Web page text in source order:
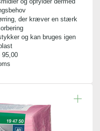
der kræver en stærk
og kan bruges igen
95,00